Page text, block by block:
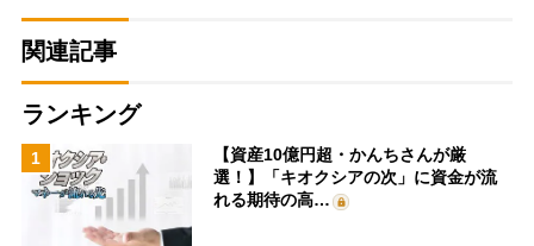
関連記事
ランキング
1
【資産10億円超・かんちさんが厳
選！】「キオクシアの次」に資金が流
れる期待の高…